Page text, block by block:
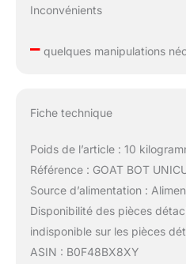
Inconvénients
–quelques manipulations
Fiche technique
Poids de l’article : 10
Référence : GOAT BOT
Source d’alimentation :
Disponibilité des pièces
indisponible sur les pièces
ASIN : B0F48BX8XY